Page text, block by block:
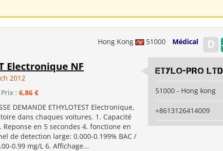
Hong Kong 51000 Médical
Electronique NF
2012
:6,86 €
DEMANDE ETHYLOTEST Electronique,
dans chaques voitures. 1. Capacité
Reponse en 5 secondes 4. fonctione en
de detection large: 0.000-0.199% BAC /
0.99 mg/L 6. Affichage...
ETYLO-PRO Ltd
51000 - Hong kong
+8613126414009